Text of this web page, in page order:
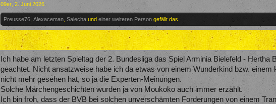
09er 2. Juni 2026
Preusse76 ,Alexaceman ,Salecha undeiner weiteren Person gefällt das.
Ich habe am letzten Spieltag der 2. Bundesliga das Spiel Arminia Bielefeld -
geachtet. Nicht ansatzweise habe ich da etwas von einem Wunderkind bzw.
nicht mehr gesehen hat, so ja die Experten-Meinungen.
Solche Märchengeschichten wurden ja von Moukoko auch immer erzählt.
Ich bin froh, dass der BVB bei solchen unverschämten Forderungen von einem